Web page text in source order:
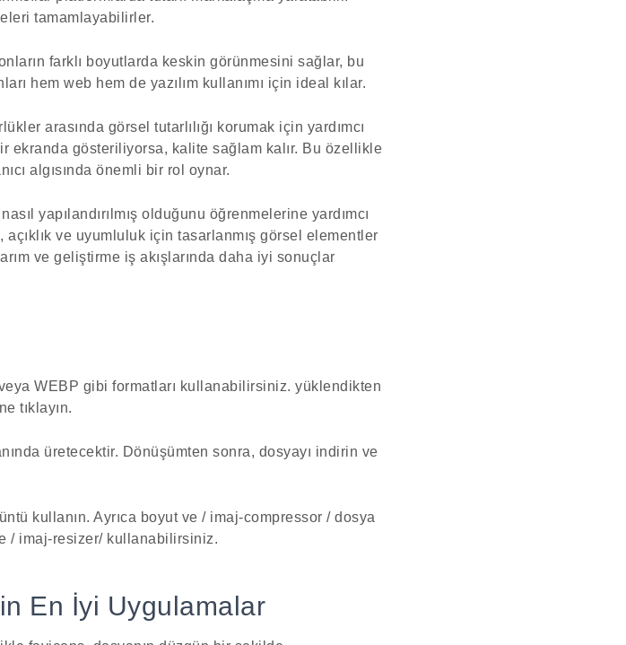
tamamlayabilirler.
farklı boyutlarda keskin görünmesini sağlar, bu
hem web hem de yazılım kullanımı için ideal kılar.
arasında görsel tutarlılığı korumak için yardımcı
ekranda gösteriliyorsa, kalite sağlam kalır. Bu özellikle
algısında önemli bir rol oynar.
yapılandırılmış olduğunu öğrenmelerine yardımcı
ve uyumluluk için tasarlanmış görsel elementler
ve geliştirme iş akışlarında daha iyi sonuçlar
WEBP gibi formatları kullanabilirsiniz. yüklendikten
tıklayın.
üretecektir. Dönüşümten sonra, dosyayı indirin ve
kullanın. Ayrıca boyut ve / imaj-compressor / dosya
/ imaj-resizer/ kullanabilirsiniz.
En İyi Uygulamalar